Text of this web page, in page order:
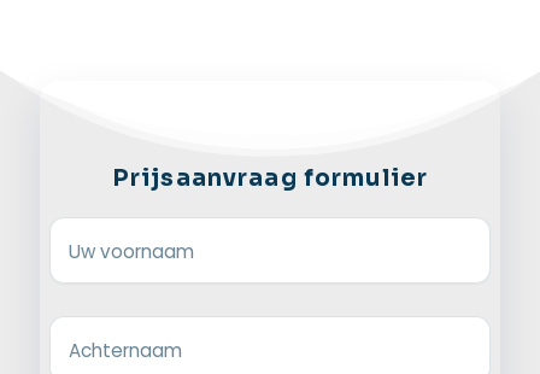
Prijsaanvraag formulier
Uw voornaam
Achternaam